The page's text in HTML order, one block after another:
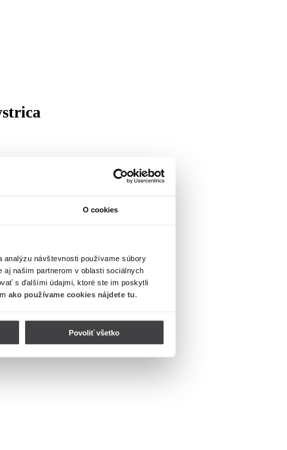
O cookies
analýzu návštevnosti používame súbory
našim partnerom v oblasti sociálnych
s ďalšími údajmi, ktoré ste im poskytli
ako používame cookies nájdete tu.
Povoliť všetko